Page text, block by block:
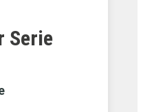
Serie